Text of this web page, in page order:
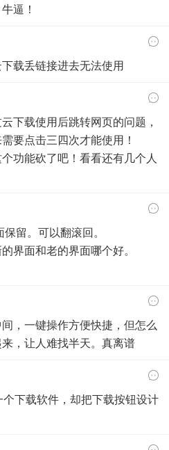
逼！
载丢链接进去无法使用
下载使用后跳转网页的问题，
要点击三四次才能使用！
功能砍了吧！看看还有几个人
留。可以翻滚回。
界面和老的界面哪个好。
，一键操作方便快捷，但怎么
，让人难找半天。真离谱
下载软件，却把下载按钮设计